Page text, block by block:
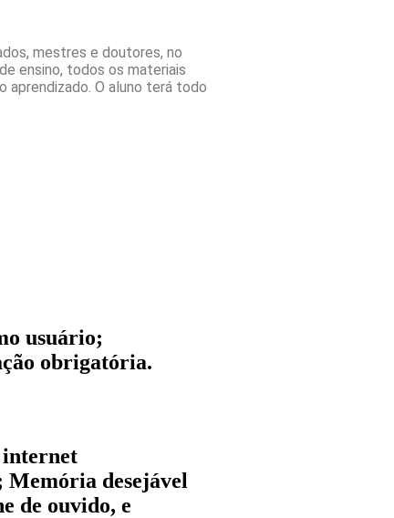
mestres e doutores, no
ensino, todos os materiais
aprendizado. O aluno terá todo
usuário;
obrigatória.
internet
desejável
de ouvido, e